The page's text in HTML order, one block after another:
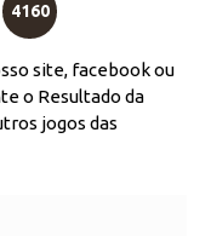
4160
site, facebook ou
o Resultado da
jogos das